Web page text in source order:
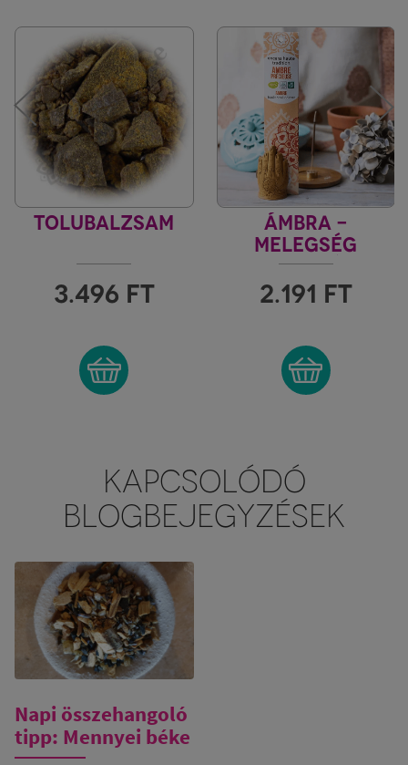
TOLUBALZSAM
3.496 FT
ÁMBRA -
MELEGSÉG
INDIA VILÁGA
2.191 FT
KAPCSOLÓDÓ
BLOGBEJEGYZÉSEK
Napi összehangoló
tipp: Mennyei béke